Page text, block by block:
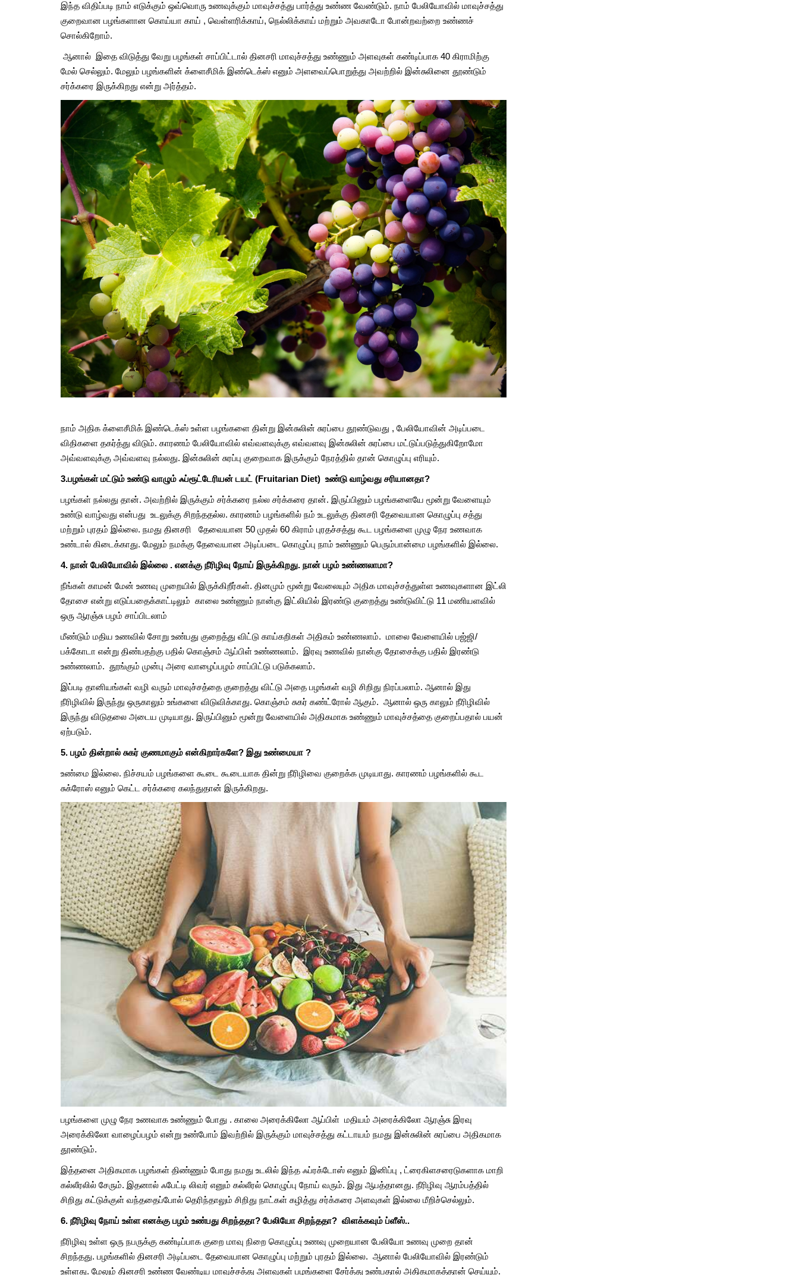
இந்த விதிப்படி நாம் எடுக்கும் ஒவ்வொரு உணவுக்கும் மாவுச்சத்து பார்த்து உண்ண வேண்டும். நாம் பேலியோவில் மாவுச்சத்து
குறைவான பழங்களான கொய்யா காய் , வெள்ளரிக்காய், நெல்லிக்காய் மற்றும் அவகாடோ போன்றவற்றை உண்ணச்
சொல்கிறோம்.
ஆனால் இதை விடுத்து வேறு பழங்கள் சாப்பிட்டால் தினசரி மாவுச்சத்து உண்ணும் அளவுகள் கண்டிப்பாக 40 கிராமிற்கு
மேல் செல்லும். மேலும் பழங்களின் க்ளைசீமிக் இண்டெக்ஸ் எனும் அளவைப்பொறுத்து அவற்றில் இன்சுலினை தூண்டும்
சர்க்கரை இருக்கிறது என்று அர்த்தம்.
நாம் அதிக க்ளைசீமிக் இண்டெக்ஸ் உள்ள பழங்களை தின்று இன்சுலின் சுரப்பை தூண்டுவது , பேலியோவின் அடிப்படை
விதிகளை தகர்த்து விடும். காரணம் பேலியோவில் எவ்வளவுக்கு எவ்வளவு இன்சுலின் சுரப்பை மட்டுப்படுத்துகிறோமோ
அவ்வளவுக்கு அவ்வளவு நல்லது. இன்சுலின் சுரப்பு குறைவாக இருக்கும் நேரத்தில் தான் கொழுப்பு எரியும்.
3.பழங்கள் மட்டும் உண்டு வாழும் ஃப்ரூட்டேரியன் டயட் (Fruitarian Diet) உண்டு வாழ்வது சரியானதா?
பழங்கள் நல்லது தான். அவற்றில் இருக்கும் சர்க்கரை நல்ல சர்க்கரை தான். இருப்பினும் பழங்களையே மூன்று வேளையும்
உண்டு வாழ்வது என்பது உடலுக்கு சிறந்ததல்ல. காரணம் பழங்களில் நம் உடலுக்கு தினசரி தேவையான கொழுப்பு சத்து
மற்றும் புரதம் இல்லை. நமது தினசரி தேவையான 50 முதல் 60 கிராம் புரதச்சத்து கூட பழங்களை முழு நேர உணவாக
உண்டால் கிடைக்காது. மேலும் நமக்கு தேவையான அடிப்படை கொழுப்பு நாம் உண்ணும் பெரும்பான்மை பழங்களில் இல்லை.
4. நான் பேலியோவில் இல்லை . எனக்கு நீரிழிவு நோய் இருக்கிறது. நான் பழம் உண்ணலாமா?
நீங்கள் காமன் மேன் உணவு முறையில் இருக்கிறீர்கள். தினமும் மூன்று வேலையும் அதிக மாவுச்சத்துள்ள உணவுகளான இட்லி
தோசை என்று எடுப்பதைக்காட்டிலும் காலை உண்ணும் நான்கு இட்லியில் இரண்டு குறைத்து உண்டுவிட்டு 11 மணியளவில்
ஒரு ஆரஞ்சு பழம் சாப்பிடலாம்
மீண்டும் மதிய உணவில் சோறு உண்பது குறைத்து விட்டு காய்கறிகள் அதிகம் உண்ணலாம். மாலை வேளையில் பஜ்ஜி/
பக்கோடா என்று திண்பதற்கு பதில் கொஞ்சம் ஆப்பிள் உண்ணலாம். இரவு உணவில் நான்கு தோசைக்கு பதில் இரண்டு
உண்ணலாம். தூங்கும் முன்பு அரை வாழைப்பழம் சாப்பிட்டு படுக்கலாம்.
இப்படி தானியங்கள் வழி வரும் மாவுச்சத்தை குறைத்து விட்டு அதை பழங்கள் வழி சிறிது நிரப்பலாம். ஆனால் இது
நீரிழிவில் இருந்து ஒருகாலும் உங்களை விடுவிக்காது. கொஞ்சம் சுகர் கண்ட்ரோல் ஆகும். ஆனால் ஒரு காலும் நீரிழிவில்
இருந்து விடுதலை அடைய முடியாது. இருப்பினும் மூன்று வேளையில் அதிகமாக உண்ணும் மாவுச்சத்தை குறைப்பதால் பயன்
ஏற்படும்.
5. பழம் தின்றால் சுகர் குணமாகும் என்கிறார்களே? இது உண்மையா ?
உண்மை இல்லை. நிச்சயம் பழங்களை கூடை கூடையாக தின்று நீரிழிவை குறைக்க முடியாது. காரணம் பழங்களில் கூட
சுக்ரோஸ் எனும் கெட்ட சர்க்கரை கலந்துதான் இருக்கிறது.
பழங்களை முழு நேர உணவாக உண்ணும் போது . காலை அரைக்கிலோ ஆப்பிள் மதியம் அரைக்கிலோ ஆரஞ்சு இரவு
அரைக்கிலோ வாழைப்பழம் என்று உண்போம் இவற்றில் இருக்கும் மாவுச்சத்து கட்டாயம் நமது இன்சுலின் சுரப்பை அதிகமாக
தூண்டும்.
இத்தனை அதிகமாக பழங்கள் திண்ணும் போது நமது உடலில் இந்த ஃப்ரக்டோஸ் எனும் இனிப்பு , ட்ரைகிளசரைடுகளாக மாறி
கல்லீரலில் சேரும். இதனால் ஃபேட்டி லிவர் எனும் கல்லீரல் கொழுப்பு நோய் வரும். இது ஆபத்தானது. நீரிழிவு ஆரம்பத்தில்
சிறிது கட்டுக்குள் வந்ததைப்போல் தெரிந்தாலும் சிறிது நாட்கள் கழித்து சர்க்கரை அளவுகள் இல்லை மீறிச்செல்லும்.
6. நீரிழிவு நோய் உள்ள எனக்கு பழம் உண்பது சிறந்ததா? பேலியோ சிறந்ததா? விளக்கவும் ப்ளீஸ்..
நீரிழிவு உள்ள ஒரு நபருக்கு கண்டிப்பாக குறை மாவு நிறை கொழுப்பு உணவு முறையான பேலியோ உணவு முறை தான்
சிறந்தது. பழங்களில் தினசரி அடிப்படை தேவையான கொழுப்பு மற்றும் புரதம் இல்லை. ஆனால் பேலியோவில் இரண்டும்
உள்ளது. மேலும் தினசரி உண்ண வேண்டிய மாவுச்சத்து அளவுகள் பழங்களை சேர்த்து உண்பதால் அதிகமாகத்தான் செய்யும்.